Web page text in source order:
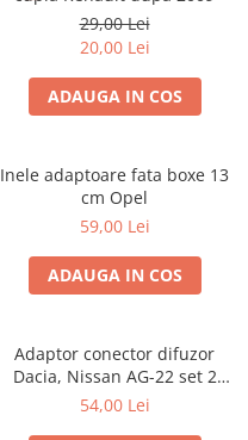
29,00 Lei
20,00 Lei
ADAUGA IN COS
Inele adaptoare fata boxe 13
cm Opel
59,00 Lei
ADAUGA IN COS
Adaptor conector difuzor
Dacia, Nissan AG-22 set 2
bucati
54,00 Lei